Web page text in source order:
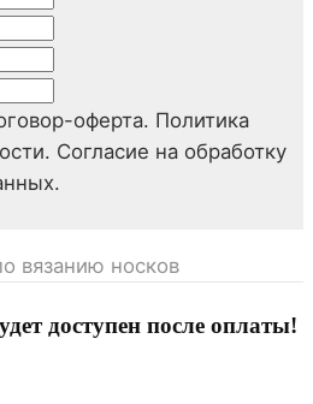
оферта. Политика
Согласие на обработку
вязанию носков
доступен после оплаты!